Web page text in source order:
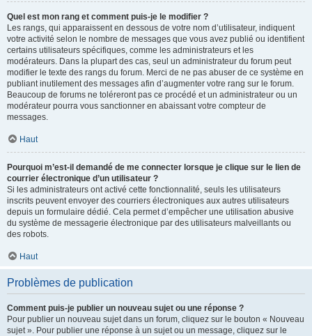
Quel est mon rang et comment puis-je le modifier ?
Les rangs, qui apparaissent en dessous de votre nom d’utilisateur, indiquent
votre activité selon le nombre de messages que vous avez publié ou identifient
certains utilisateurs spécifiques, comme les administrateurs et les
modérateurs. Dans la plupart des cas, seul un administrateur du forum peut
modifier le texte des rangs du forum. Merci de ne pas abuser de ce système en
publiant inutilement des messages afin d’augmenter votre rang sur le forum.
Beaucoup de forums ne toléreront pas ce procédé et un administrateur ou un
modérateur pourra vous sanctionner en abaissant votre compteur de
messages.
Haut
Pourquoi m’est-il demandé de me connecter lorsque je clique sur le lien de
courrier électronique d’un utilisateur ?
Si les administrateurs ont activé cette fonctionnalité, seuls les utilisateurs
inscrits peuvent envoyer des courriers électroniques aux autres utilisateurs
depuis un formulaire dédié. Cela permet d’empêcher une utilisation abusive
du système de messagerie électronique par des utilisateurs malveillants ou
des robots.
Haut
Problèmes de publication
Comment puis-je publier un nouveau sujet ou une réponse ?
Pour publier un nouveau sujet dans un forum, cliquez sur le bouton « Nouveau
sujet ». Pour publier une réponse à un sujet ou un message, cliquez sur le